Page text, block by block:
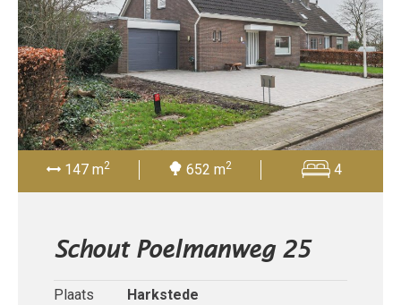
147 m2 652 m2 4
Schout Poelmanweg 25
Plaats
Harkstede